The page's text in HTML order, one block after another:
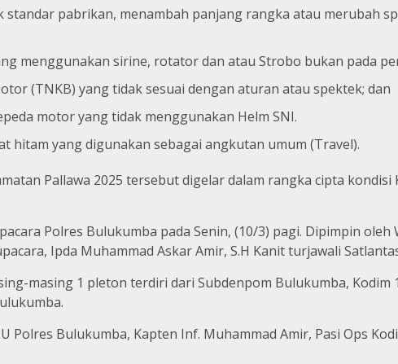
pabrikan, menambah panjang rangka atau merubah
menggunakan sirine, rotator dan atau Strobo bukan pada
(TNKB) yang tidak sesuai dengan aturan atau spektek; dan
motor yang tidak menggunakan Helm SNI.
hitam yang digunakan sebagai angkutan umum (Travel).
Pallawa 2025 tersebut digelar dalam rangka cipta
Polres Bulukumba pada Senin, (10/3) pagi. Dipimpin
Ipda Muhammad Askar Amir, S.H Kanit turjawali
masing 1 pleton terdiri dari Subdenpom Bulukumba,
Polres Bulukumba, Kapten Inf. Muhammad Amir, Pasi Ops